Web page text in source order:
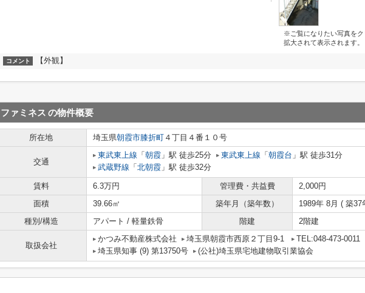
※ご覧になりたい写真をク
拡大されて表示されます。
コメント 【外観】
ファミネス の物件概要
所在地 埼玉県朝霞市膝折町 ４丁目４番１０号
交通
東武東上線 「 朝霞 」駅 徒歩25分 東武東上線 「 朝霞台 」駅 徒歩31分
武蔵野線 「 北朝霞 」駅 徒歩32分
賃料 6.3万円 管理費・共益費
2,000円
面積
39.66㎡ 築年月（築年数）
1989年 8月 ( 築37
種別/構造
アパート / 軽量鉄骨 階建 2階建
取扱会社
かつみ不動産株式会社 埼玉県朝霞市西原２丁目9-1
TEL:048-473-0011
埼玉県知事 (9) 第13750号
(公社)埼玉県宅地建物取引業協会